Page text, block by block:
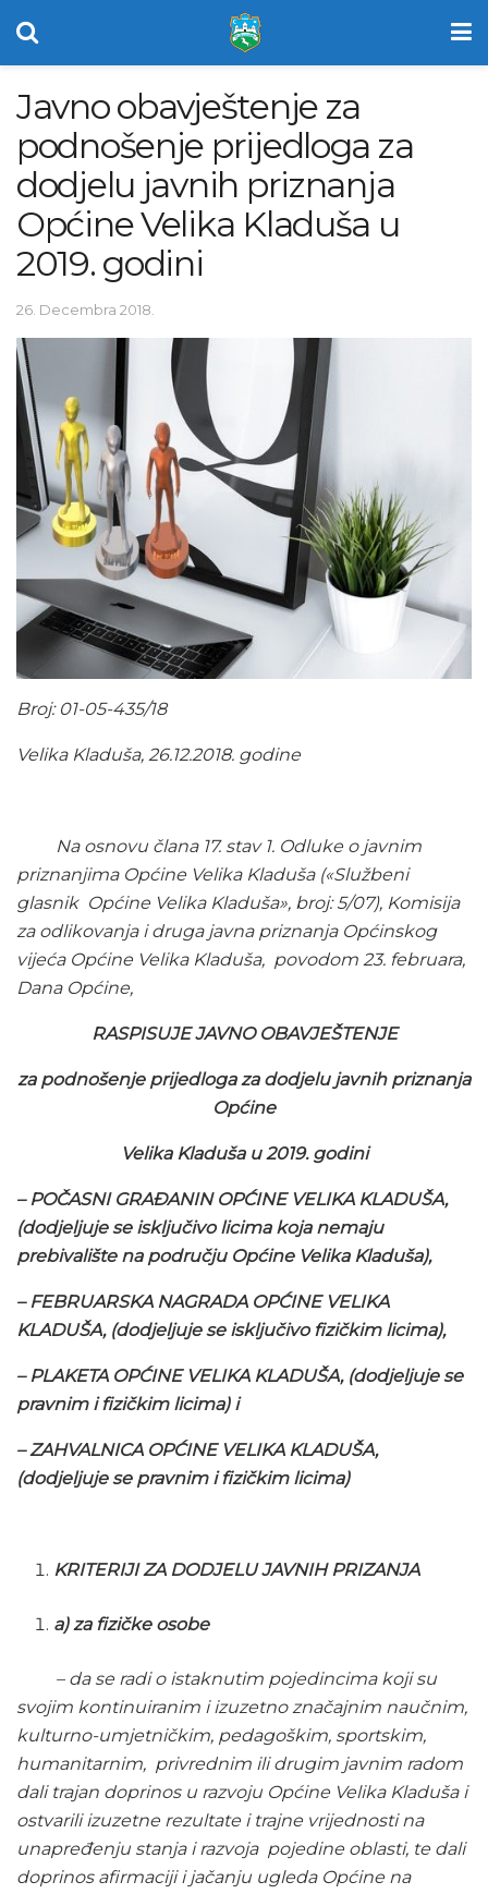
Javno obavještenje za
podnošenje prijedloga za
dodjelu javnih priznanja
Općine Velika Kladuša u
2019. godini
26. Decembra 2018.
Broj: 01-05-435/18
Velika Kladuša, 26.12.2018. godine
Na osnovu člana 17. stav 1. Odluke o javnim
priznanjima Općine Velika Kladuša («Službeni
glasnik Općine Velika Kladuša», broj: 5/07), Komisija
za odlikovanja i druga javna priznanja Općinskog
vijeća Općine Velika Kladuša, povodom 23. februara,
Dana Općine,
RASPISUJE JAVNO OBAVJEŠTENJE
za podnošenje prijedloga za dodjelu javnih priznanja
Općine
Velika Kladuša u 2019. godini
– POČASNI GRAĐANIN OPĆINE VELIKA KLADUŠA,
(dodjeljuje se isključivo licima koja nemaju
prebivalište na području Općine Velika Kladuša),
– FEBRUARSKA NAGRADA OPĆINE VELIKA
KLADUŠA, (dodjeljuje se isključivo fizičkim licima),
– PLAKETA OPĆINE VELIKA KLADUŠA, (dodjeljuje se
pravnim i fizičkim licima) i
– ZAHVALNICA OPĆINE VELIKA KLADUŠA,
(dodjeljuje se pravnim i fizičkim licima)
KRITERIJI ZA DODJELU JAVNIH PRIZANJA
a) za fizičke osobe
– da se radi o istaknutim pojedincima koji su
svojim kontinuiranim i izuzetno značajnim naučnim,
kulturno-umjetničkim, pedagoškim, sportskim,
humanitarnim, privrednim ili drugim javnim radom
dali trajan doprinos u razvoju Općine Velika Kladuša i
ostvarili izuzetne rezultate i trajne vrijednosti na
unapređenju stanja i razvoja pojedine oblasti, te dali
doprinos afirmaciji i jačanju ugleda Općine na